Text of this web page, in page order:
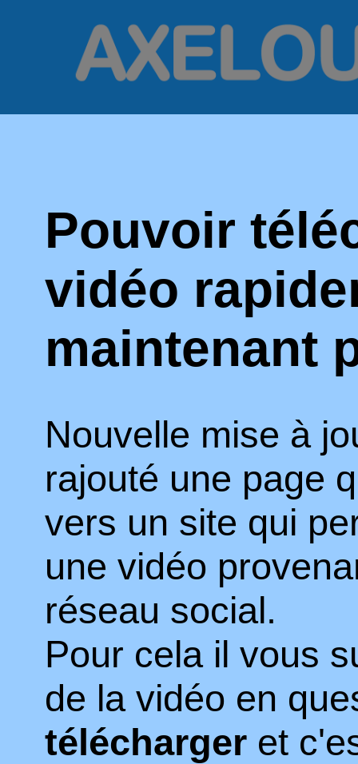
Pouvoir
vidéo
maintenant
Nouvelle mise à
rajouté une page
vers un site qui
une vidéo
réseau social.
Pour cela il vous
de la vidéo en
télécharger et